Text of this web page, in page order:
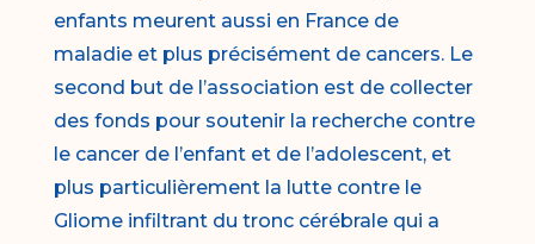
enfants meurent aussi en France de
maladie et plus précisément de cancers. Le
second but de l’association est de collecter
des fonds pour soutenir la recherche contre
le cancer de l’enfant et de l’adolescent, et
plus particulièrement la lutte contre le
Gliome infiltrant du tronc cérébrale qui a